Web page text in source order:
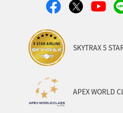
SKYTRAX 5
APEX WORLD